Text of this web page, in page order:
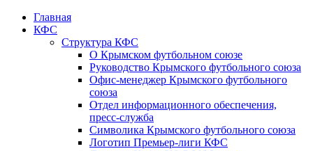
Главная
КФС
Структура КФС
О Крымском футбольном союзе
Руководство Крымского футбольного союза
Офис-менеджер Крымского футбольного
союза
Отдел информационного обеспечения,
пресс-служба
Символика Крымского футбольного союза
Логотип Премьер-лиги КФС